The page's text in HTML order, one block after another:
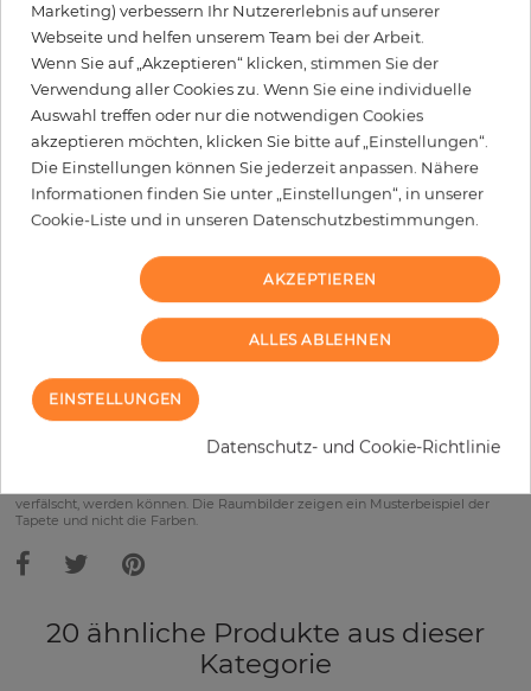
H: xW: cm
598,00 € per stück
Inkl. 19% MwSt. zzgl. Versand
Grundpreis pro m² - 47,46 €
Wird Kleister benötigt?
+
IN DEN WARENKORB
verfälscht, werden können. Die Raumbilder zeigen ein Musterbeispiel der
Tapete und nicht die Farben.
20 ähnliche Produkte aus dieser
Kategorie
Marketing) verbessern Ihr Nutzererlebnis auf unserer
Webseite und helfen unserem Team bei der Arbeit.
Wenn Sie auf „Akzeptieren“ klicken, stimmen Sie der
Verwendung aller Cookies zu. Wenn Sie eine individuelle
Auswahl treffen oder nur die notwendigen Cookies
akzeptieren möchten, klicken Sie bitte auf „Einstellungen“.
Die Einstellungen können Sie jederzeit anpassen. Nähere
Informationen finden Sie unter „Einstellungen“, in unserer
Cookie-Liste und in unseren Datenschutzbestimmungen.
AKZEPTIEREN
ALLES ABLEHNEN
EINSTELLUNGEN
Datenschutz- und Cookie-Richtlinie